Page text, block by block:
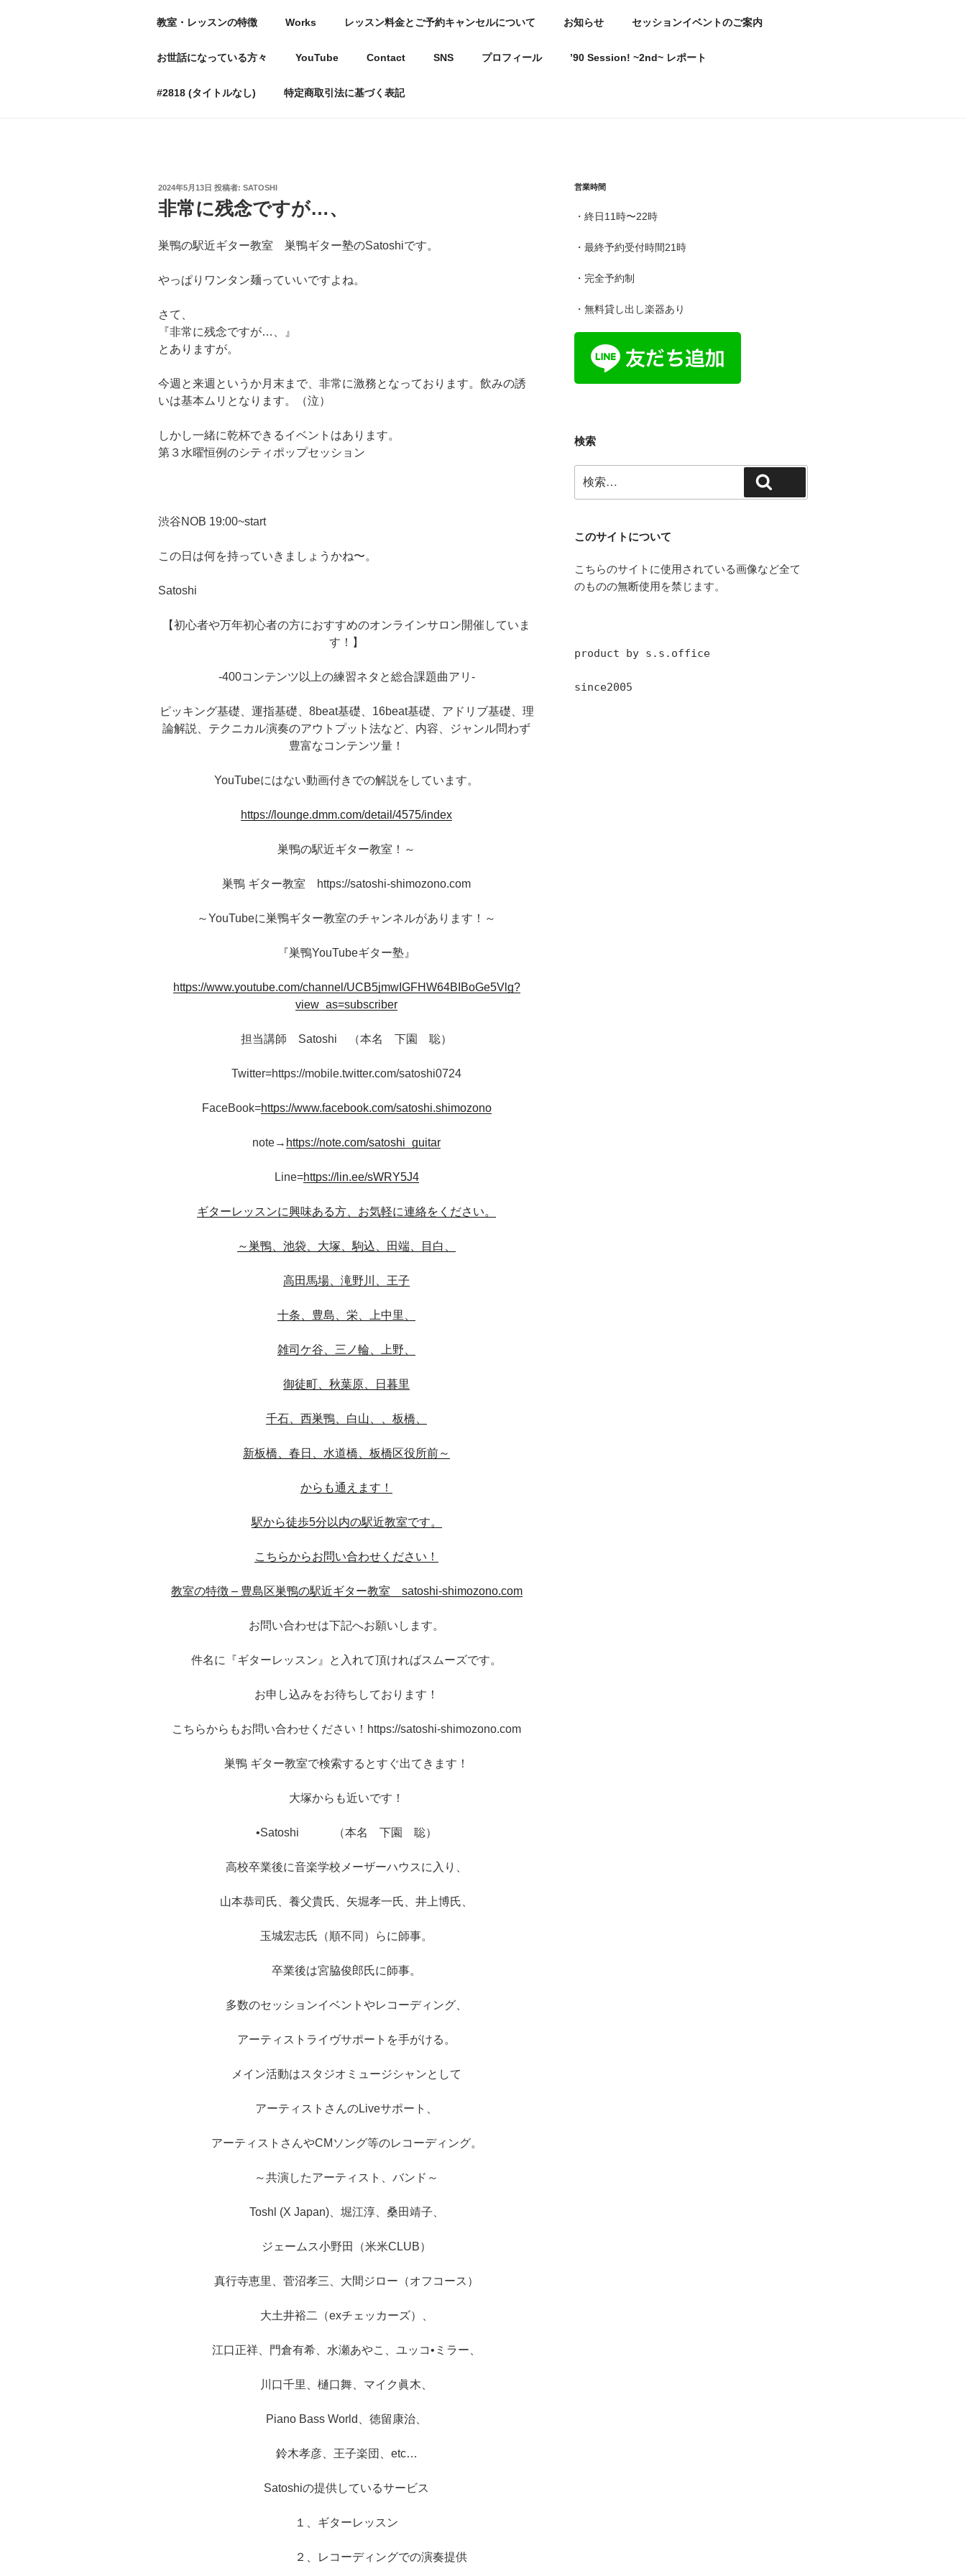
豊島区巣鴨の駅近ギター教室
教室・レッスンの特徴 Works レッスン料金とご予約キャンセルについて お知らせ セッションイベントのご案内
お世話になっている方々 YouTube Contact SNS プロフィール ’90 Session! ~2nd~ レポート
#2818 (タイトルなし) 特定商取引法に基づく表記
投
稿
日:
2024年5月13日 投稿者: SATOSHI
非常に残念ですが…、
巣鴨の駅近ギター教室 巣鴨ギター塾のSatoshiです。
やっぱりワンタン麺っていいですよね。
さて、
『非常に残念ですが…、』
とありますが。
今週と来週というか月末まで、非常に激務となっております。飲みの誘
いは基本ムリとなります。（泣）
しかし一緒に乾杯できるイベントはあります。
第３水曜恒例のシティポップセッション
渋谷NOB 19:00~start
この日は何を持っていきましょうかね〜。
Satoshi
【初心者や万年初心者の方におすすめのオンラインサロン開催していま
す！】
-400コンテンツ以上の練習ネタと総合課題曲アリ-
ピッキング基礎、運指基礎、8beat基礎、16beat基礎、アドリブ基礎、理
論解説、テクニカル演奏のアウトプット法など、内容、ジャンル問わず
豊富なコンテンツ量！
YouTubeにはない動画付きでの解説をしています。
https://lounge.dmm.com/detail/4575/index
巣鴨の駅近ギター教室！～
巣鴨 ギター教室 https://satoshi-shimozono.com
～YouTubeに巣鴨ギター教室のチャンネルがあります！～
『巣鴨YouTubeギター塾』
https://www.youtube.com/channel/UCB5jmwIGFHW64BIBoGe5Vlg?
view_as=subscriber
担当講師 Satoshi （本名 下園 聡）
Twitter=https://mobile.twitter.com/satoshi0724
FaceBook=https://www.facebook.com/satoshi.shimozono
note→ https://note.com/satoshi_guitar
Line=https://lin.ee/sWRY5J4
ギターレッスンに興味ある方、お気軽に連絡をください。
～巣鴨、池袋、大塚、駒込、田端、目白、
高田馬場、滝野川、王子
十条、豊島、栄、上中里、
雑司ケ谷、三ノ輪、上野、
御徒町、秋葉原、日暮里
千石、西巣鴨、白山、、板橋、
新板橋、春日、水道橋、板橋区役所前～
からも通えます！
駅から徒歩5分以内の駅近教室です。
こちらからお問い合わせください！
教室の特徴 – 豊島区巣鴨の駅近ギター教室 satoshi-shimozono.com
お問い合わせは下記へお願いします。
件名に『ギターレッスン』と入れて頂ければスムーズです。
お申し込みをお待ちしております！
こちらからもお問い合わせください！https://satoshi-shimozono.com
巣鴨 ギター教室で検索するとすぐ出てきます！
大塚からも近いです！
•Satoshi （本名 下園 聡）
高校卒業後に音楽学校メーザーハウスに入り、
山本恭司氏、養父貴氏、矢堀孝一氏、井上博氏、
玉城宏志氏（順不同）らに師事。
卒業後は宮脇俊郎氏に師事。
多数のセッションイベントやレコーディング、
アーティストライヴサポートを手がける。
メイン活動はスタジオミュージシャンとして
アーティストさんのLiveサポート、
アーティストさんやCMソング等のレコーディング。
～共演したアーティスト、バンド～
Toshl (X Japan)、堀江淳、桑田靖子、
ジェームス小野田（米米CLUB）
真行寺恵里、菅沼孝三、大間ジロー（オフコース）
大土井裕二（exチェッカーズ）、
江口正祥、門倉有希、水瀬あやこ、ユッコ•ミラー、
川口千里、樋口舞、マイク眞木、
Piano Bass World、徳留康治、
鈴木孝彦、王子楽団、etc…
Satoshiの提供しているサービス
１、ギターレッスン
２、レコーディングでの演奏提供
営業時間
・終日11時〜22時
・最終予約受付時間21時
・完全予約制
・無料貸し出し楽器あり
検索
索:
このサイトについて
こちらのサイトに使用されている画像など全て
のものの無断使用を禁じます。
product by s.s.office
since2005